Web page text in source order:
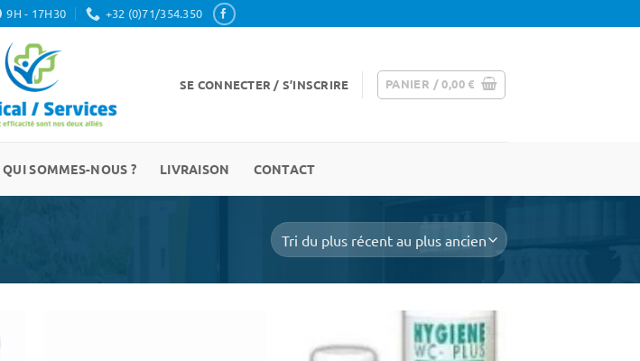
9H - 17H30 +32 (0)71/354.350
SE CONNECTER / S’INSCRIRE PANIER /0,00€
QUI SOMMES-NOUS ? LIVRAISON CONTACT